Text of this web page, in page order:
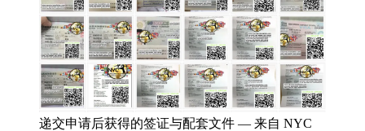
递交申请后获得的签证与配套文件 — 来自 NYC